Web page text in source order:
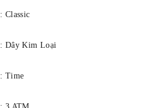
: Classic
: Dây Kim Loại
: Time